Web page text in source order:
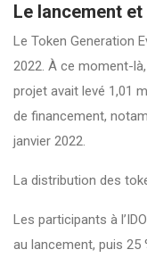
Le lancement
Le Token Generation
2022. À ce moment-
projet avait levé 1,01
de financement,
janvier 2022.
La distribution des
Les participants à
au lancement, puis 25